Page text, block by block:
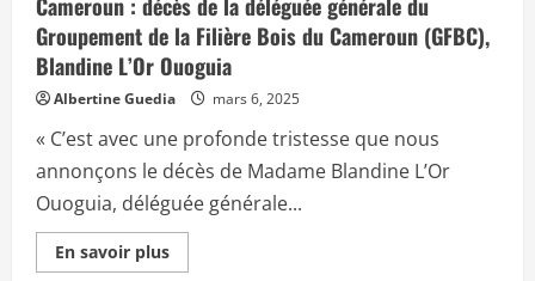
r
e
a
v
r
i
e
t
m
a
i
2
0
2
F
A
C
p
e
d
r
a
u
n
e
p
a
r
Cameroun : décès de la déléguée générale du
Groupement de la Filière Bois du Cameroun (GFBC),
Blandine L’Or Ouoguia
Albertine Guedia mars 6, 2025
« C’est avec une profonde tristesse que nous
annonçons le décès de Madame Blandine L’Or
Ouoguia, déléguée générale...
En savoir plusE
n